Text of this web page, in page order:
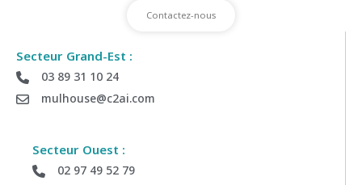
Contactez-nous
Secteur Grand-Est :
03 89 31 10 24
mulhouse@c2ai.com
Secteur Ouest :
02 97 49 52 79
Déposez votre demande de Devis
recontacter par notre équipe commerciale